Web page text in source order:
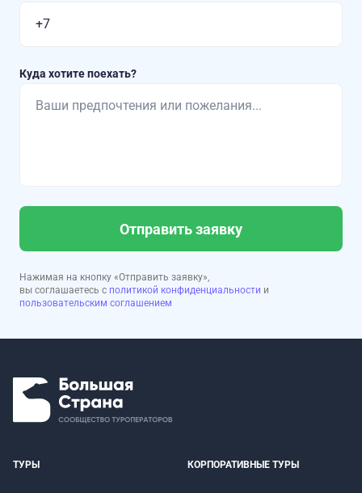
Куда хотите поехать?
Отправить заявку
Нажимая на кнопку «Отправить заявку»,
вы соглашаетесь с политикой конфиденциальности и
пользовательским соглашением
ТУРЫ КОРПОРАТИВНЫЕ ТУРЫ